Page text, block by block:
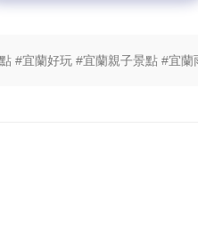
#宜蘭好玩 #宜蘭親子景點 #宜